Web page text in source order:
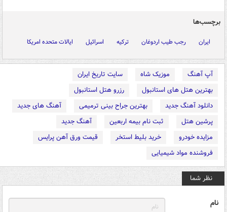
برچسب‌ها
ایران رجب طیب اردوغان ترکیه اسرائیل ایالات متحده امریکا
آپ آهنگ موزیک شاه
سایت تاریخ ایران
بهترین هتل های استانبول
رزرو هتل استانبول
دانلود آهنگ جدید
بهترین جراح بینی ترمیمی
آهنگ های جدید
پرشین هتل
ثبت نام بیمه اربعین
آهنگ جدید
مزایده خودرو
خرید بلیط استخر
قیمت ورق آهن پرایس
فروشنده مواد شیمیایی
نظر شما
نام